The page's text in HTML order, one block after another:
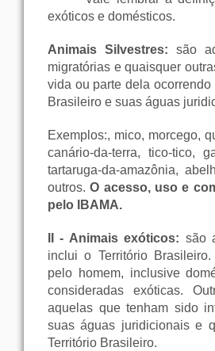
exóticos e domésticos.
Animais Silvestres: são
migratórias e quaisquer
vida ou parte dela
Brasileiro e suas águas
Exemplos:, mico, morcego,
canário-da-terra, tico-tico,
tartaruga-da-amazônia,
outros.O acesso, uso e
pelo IBAMA.
II - Animais exóticos: são
inclui o Território
pelo homem, inclusive
consideradas exóticas.
aquelas que tenham sido
suas águas juridicionais e
Território Brasileiro.